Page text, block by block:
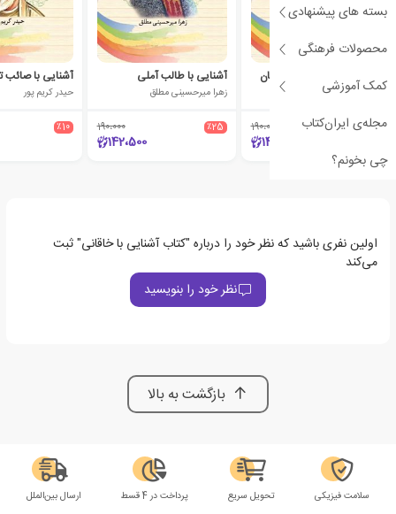
بسته های پیشنهادی
محصولات فرهنگی
کمک آموزشی
مجله‌ی ایران‌کتاب
چی بخونم؟
آشنایی با مسعود سعدسلمان
زهرا میرحسینی مطلق
٪25 190،000
142،500
آشنایی با طالب آملی
زهرا میرحسینی مطلق
٪25 190،000
142،500
آشنایی با صائب
حیدر کریم پور
٪10
اولین نفری باشید که نظر خود را درباره "کتاب آشنایی با خاقانی" ثبت
می‌کند
نظر خود را بنویسید
بازگشت به بالا
سلامت فیزیکی تحویل سریع پرداخت در 4 قسط ارسال بین‌الملل